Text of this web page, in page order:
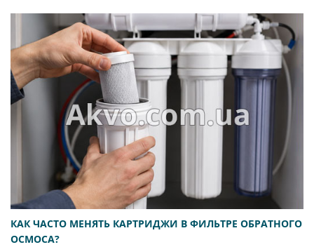
КАК ЧАСТО МЕНЯТЬ КАРТРИДЖИ В ФИЛЬТРЕ ОБРАТНОГО
ОСМОСА?